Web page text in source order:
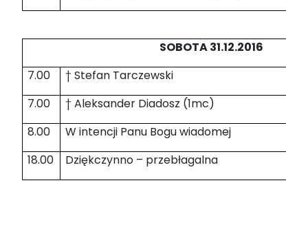
SOBOTA 31.12.2016
7.00
† Stefan Tarczewski
7.00
† Aleksander Diadosz (1mc)
8.00
W intencji Panu Bogu wiadomej
18.00
Dziękczynno – przebłagalna